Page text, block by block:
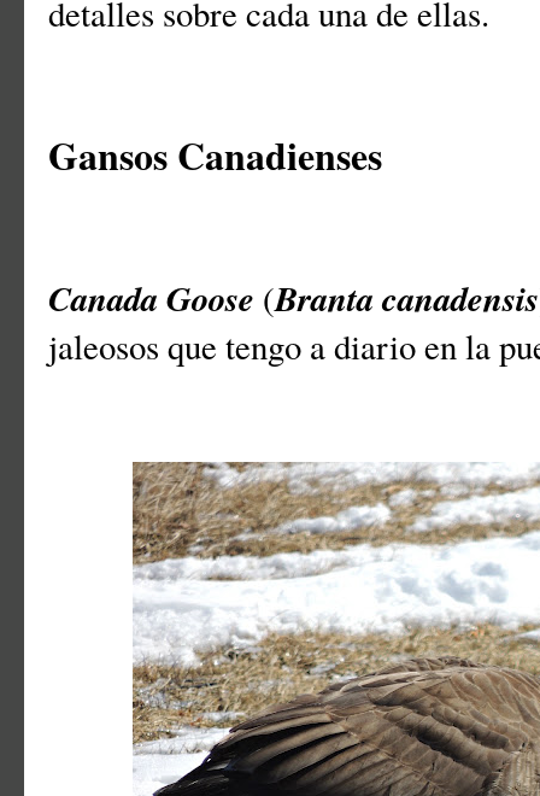
detalles sobre cada una de ellas.
Gansos Canadienses
Canada Goose (Branta canadensis
jaleosos que tengo a diario en la